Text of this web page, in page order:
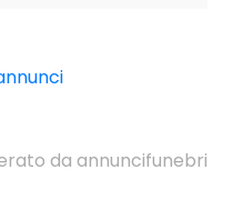
da annuncifunebri